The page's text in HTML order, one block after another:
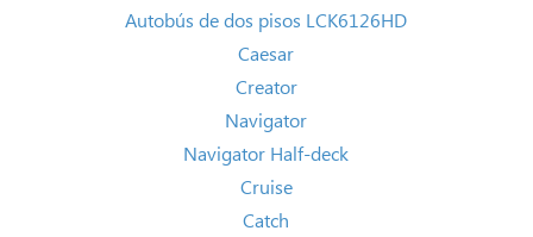
Autobús de dos pisos LCK6126HD
Caesar
Creator
Navigator
Navigator Half-deck
Cruise
Catch